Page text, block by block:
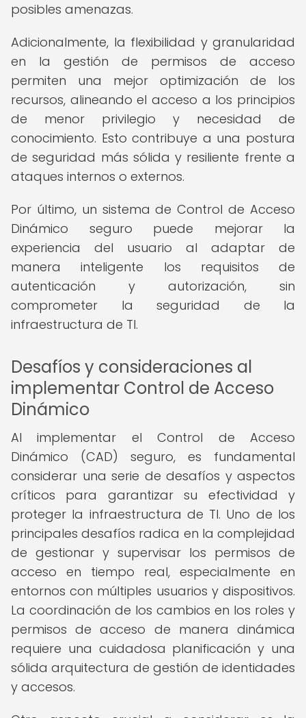
posibles amenazas.
Adicionalmente, la flexibilidad y granularidad
en la gestión de permisos de acceso
permiten una mejor optimización de los
recursos, alineando el acceso a los principios
de menor privilegio y necesidad de
conocimiento. Esto contribuye a una postura
de seguridad más sólida y resiliente frente a
ataques internos o externos.
Por último, un sistema de Control de Acceso
Dinámico seguro puede mejorar la
experiencia del usuario al adaptar de
manera inteligente los requisitos de
autenticación y autorización, sin
comprometer la seguridad de la
infraestructura de TI.
Desafíos y consideraciones al
implementar Control de Acceso
Dinámico
Al implementar el Control de Acceso
Dinámico (CAD) seguro, es fundamental
considerar una serie de desafíos y aspectos
críticos para garantizar su efectividad y
proteger la infraestructura de TI. Uno de los
principales desafíos radica en la complejidad
de gestionar y supervisar los permisos de
acceso en tiempo real, especialmente en
entornos con múltiples usuarios y dispositivos.
La coordinación de los cambios en los roles y
permisos de acceso de manera dinámica
requiere una cuidadosa planificación y una
sólida arquitectura de gestión de identidades
y accesos.